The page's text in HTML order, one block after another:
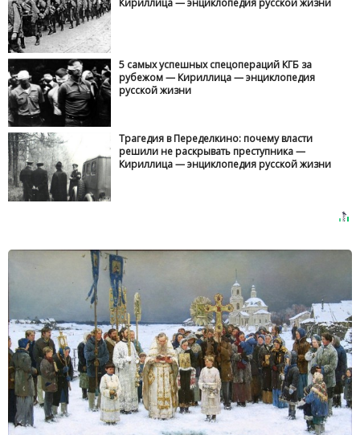
Кириллица — энциклопедия русской жизни
5 самых успешных спецопераций КГБ за
рубежом — Кириллица — энциклопедия
русской жизни
Трагедия в Переделкино: почему власти
решили не раскрывать преступника —
Кириллица — энциклопедия русской жизни